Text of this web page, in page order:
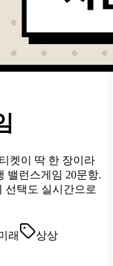
켓이 딱 한 장이라
밸런스게임 20문항.
선택도 실시간으로
래 상상